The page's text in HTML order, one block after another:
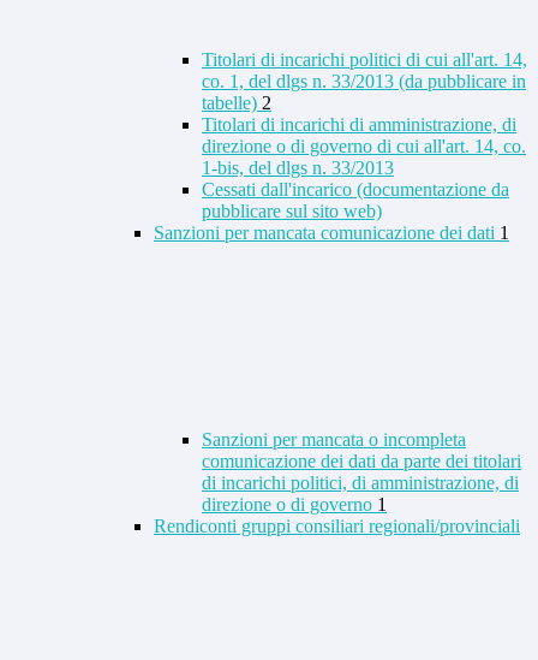
Titolari di incarichi politici di cui all'art. 14,
co. 1, del dlgs n. 33/2013 (da pubblicare in
tabelle) 2
Titolari di incarichi di amministrazione, di
direzione o di governo di cui all'art. 14, co.
1-bis, del dlgs n. 33/2013
Cessati dall'incarico (documentazione da
pubblicare sul sito web)
Sanzioni per mancata comunicazione dei dati 1
Sanzioni per mancata o incompleta
comunicazione dei dati da parte dei titolari
di incarichi politici, di amministrazione, di
direzione o di governo 1
Rendiconti gruppi consiliari regionali/provinciali